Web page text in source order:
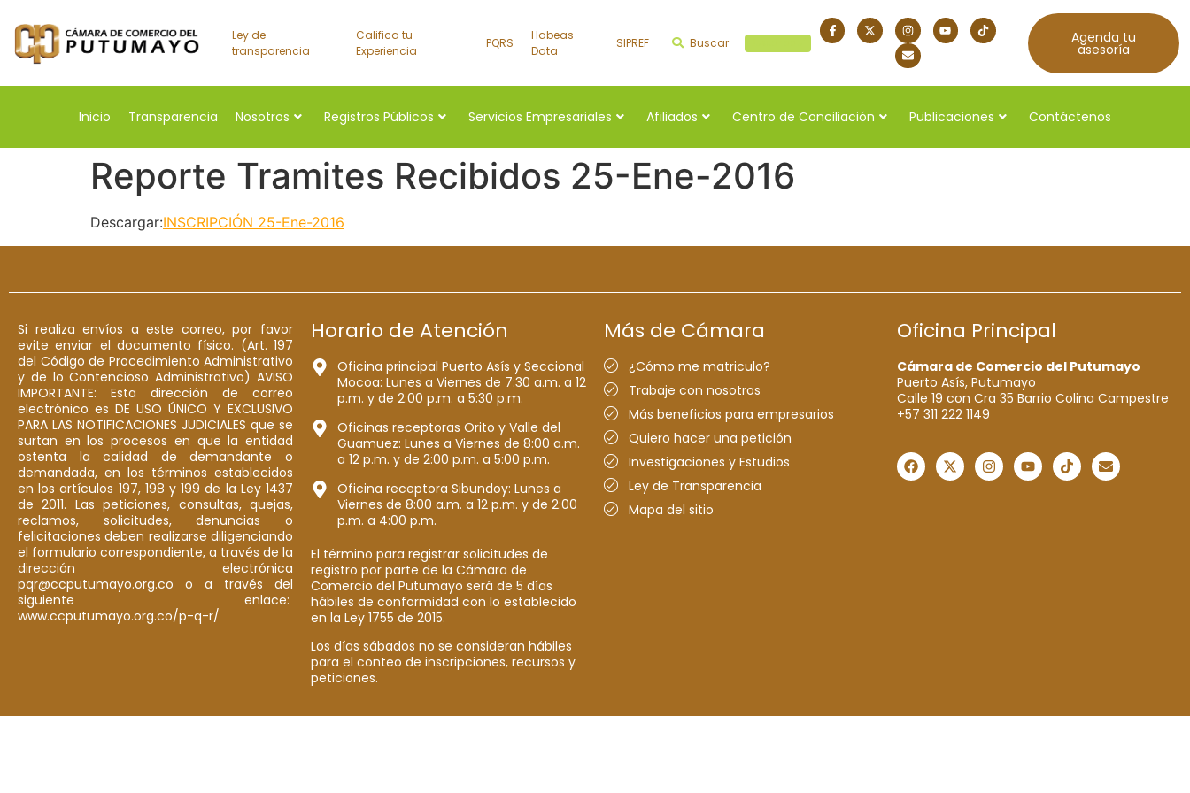
Ley de
transparencia
Califica tu
Experiencia
PQRS
Habeas
Data
SIPREF Buscar Agenda tu
asesoría
Inicio Transparencia Nosotros Registros Públicos Servicios Empresariales Afiliados Centro de Conciliación Publicaciones Contáctenos
Reporte Tramites Recibidos 25-Ene-2016
Descargar:INSCRIPCIÓN 25-Ene-2016
Si realiza envíos a este correo, por favor
evite enviar el documento físico. (Art. 197
del Código de Procedimiento Administrativo
y de lo Contencioso Administrativo) AVISO
IMPORTANTE: Esta dirección de correo
electrónico es DE USO ÚNICO Y EXCLUSIVO
PARA LAS NOTIFICACIONES JUDICIALES que se
surtan en los procesos en que la entidad
ostenta la calidad de demandante o
demandada, en los términos establecidos
en los artículos 197, 198 y 199 de la Ley 1437
de 2011. Las peticiones, consultas, quejas,
reclamos, solicitudes, denuncias o
felicitaciones deben realizarse diligenciando
el formulario correspondiente, a través de la
dirección electrónica
pqr@ccputumayo.org.co o a través del
siguiente enlace:
www.ccputumayo.org.co/p-q-r/
Horario de Atención
Oficina principal Puerto Asís y Seccional
Mocoa: Lunes a Viernes de 7:30 a.m. a 12
p.m. y de 2:00 p.m. a 5:30 p.m.
Oficinas receptoras Orito y Valle del
Guamuez: Lunes a Viernes de 8:00 a.m.
a 12 p.m. y de 2:00 p.m. a 5:00 p.m.
Oficina receptora Sibundoy: Lunes a
Viernes de 8:00 a.m. a 12 p.m. y de 2:00
p.m. a 4:00 p.m.
El término para registrar solicitudes de
registro por parte de la Cámara de
Comercio del Putumayo será de 5 días
hábiles de conformidad con lo establecido
en la Ley 1755 de 2015.
Los días sábados no se consideran hábiles
para el conteo de inscripciones, recursos y
peticiones.
Más de Cámara
¿Cómo me matriculo?
Trabaje con nosotros
Más beneficios para empresarios
Quiero hacer una petición
Investigaciones y Estudios
Ley de Transparencia
Mapa del sitio
Oficina Principal
Cámara de Comercio del Putumayo
Puerto Asís, Putumayo
Calle 19 con Cra 35 Barrio Colina Campestre
+57 311 222 1149